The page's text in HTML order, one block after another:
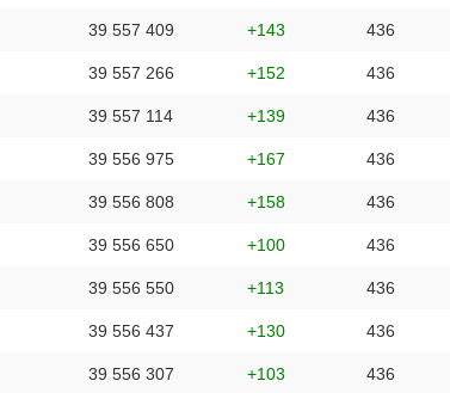
39 557 409 +143 436
39 557 266 +152 436
39 557 114 +139 436
39 556 975 +167 436
39 556 808 +158 436
39 556 650 +100 436
39 556 550 +113 436
39 556 437 +130 436
39 556 307 +103 436